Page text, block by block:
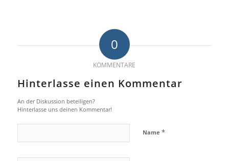
0
KOMMENTARE
Hinterlasse einen Kommentar
An der Diskussion beteiligen?
Hinterlasse uns deinen Kommentar!
Name *